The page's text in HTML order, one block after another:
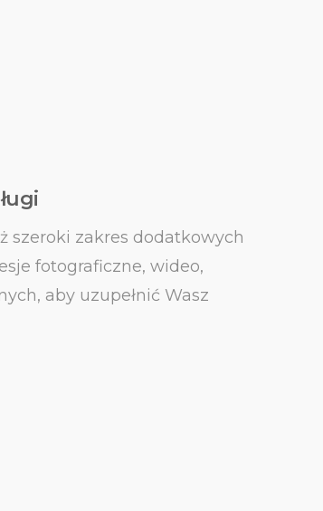
szeroki zakres dodatkowych
fotograficzne, wideo,
aby uzupełnić Wasz